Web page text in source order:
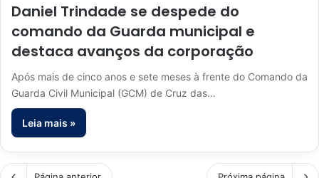
Daniel Trindade se despede do
comando da Guarda municipal e
destaca avanços da corporação
Após mais de cinco anos e sete meses à frente do Comando da
Guarda Civil Municipal (GCM) de Cruz das…
Leia mais »